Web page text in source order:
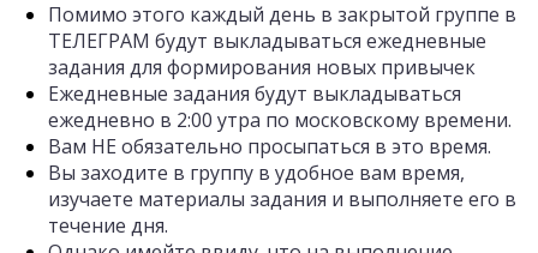
Помимо этого каждый день в закрытой группе в
ТЕЛЕГРАМ будут выкладываться ежедневные
задания для формирования новых привычек
Ежедневные задания будут выкладываться
ежедневно в 2:00 утра по московскому времени.
Вам НЕ обязательно просыпаться в это время.
Вы заходите в группу в удобное вам время,
изучаете материалы задания и выполняете его в
течение дня.